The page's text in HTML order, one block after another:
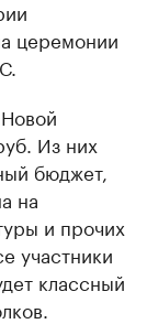
церемонии
Из них
бюджет,
на
и прочих
участники
классный